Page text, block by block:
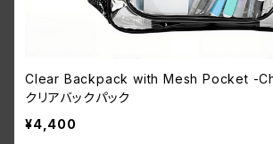
Clear Backpack with Mesh Pocket -
クリアバックパック
¥4,400